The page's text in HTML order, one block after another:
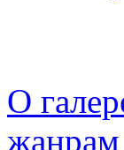
О
жанрам